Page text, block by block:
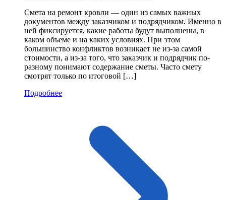
Смета на ремонт кровли — один из самых важных
документов между заказчиком и подрядчиком. Именно в
ней фиксируется, какие работы будут выполнены, в
каком объеме и на каких условиях. При этом
большинство конфликтов возникает не из-за самой
стоимости, а из-за того, что заказчик и подрядчик по-
разному понимают содержание сметы. Часто смету
смотрят только по итоговой […]
Подробнее